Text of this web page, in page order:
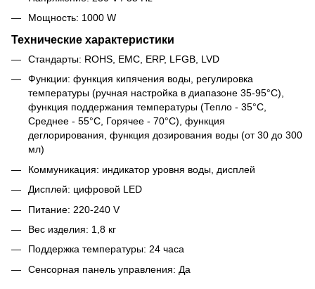
Мощность: 1000 W
Технические характеристики
Стандарты: ROHS, EMC, ERP, LFGB, LVD
Функции: функция кипячения воды, регулировка
температуры (ручная настройка в диапазоне 35-95°C),
функция поддержания температуры (Тепло - 35°C,
Среднее - 55°C, Горячее - 70°C), функция
деглорирования, функция дозирования воды (от 30 до 300
мл)
Коммуникация: индикатор уровня воды, дисплей
Дисплей: цифровой LED
Питание: 220-240 V
Вес изделия: 1,8 кг
Поддержка температуры: 24 часа
Сенсорная панель управления: Да